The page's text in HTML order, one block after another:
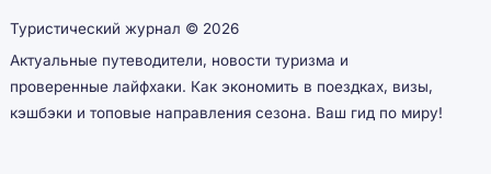
Туристический журнал © 2026
Актуальные путеводители, новости туризма и
проверенные лайфхаки. Как экономить в поездках, визы,
кэшбэки и топовые направления сезона. Ваш гид по миру!